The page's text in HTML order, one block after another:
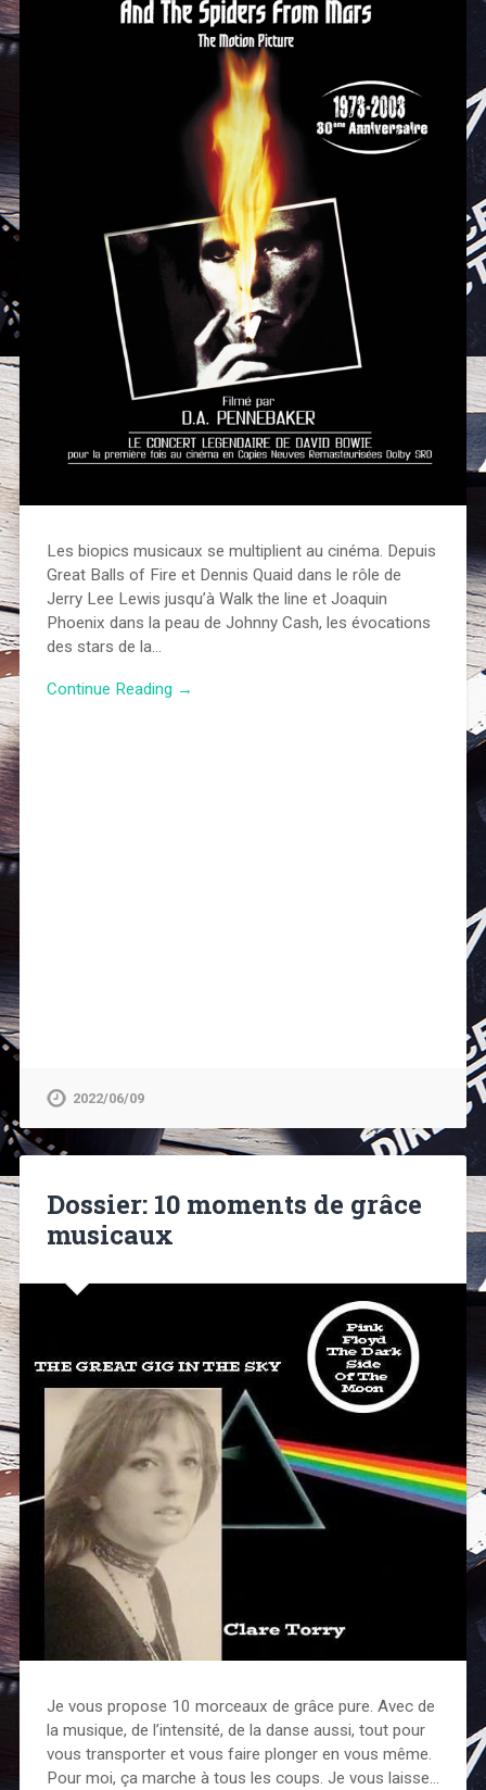
Les biopics musicaux se multiplient au cinéma. Depuis
Great Balls of Fire et Dennis Quaid dans le rôle de
Jerry Lee Lewis jusqu’à Walk the line et Joaquin
Phoenix dans la peau de Johnny Cash, les évocations
des stars de la…
Continue Reading →
2022/06/09
Dossier: 10 moments de grâce
musicaux
Je vous propose 10 morceaux de grâce pure. Avec de
la musique, de l’intensité, de la danse aussi, tout pour
vous transporter et vous faire plonger en vous même.
Pour moi, ça marche à tous les coups. Je vous laisse…